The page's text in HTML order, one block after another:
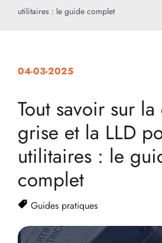
utilitaires : le guide complet
04-03-2025
Tout savoir sur la
grise et la LLD
utilitaires : le
complet
Guides pratiques